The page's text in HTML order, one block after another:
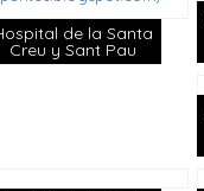
de la Santa
Creu y Sant Pau